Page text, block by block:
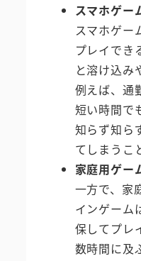
スマホゲー
スマホゲー
プレイでき
と溶け込み
例えば、通
短い時間で
知らず知ら
てしまうこ
家庭用ゲー
一方で、家
インゲーム
保してプレ
数時間に及